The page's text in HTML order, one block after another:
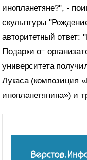
инопланетяне?", -
скульптуры
авторитетный
Подарки от
университета
Лукаса (композиция
инопланетянина») и